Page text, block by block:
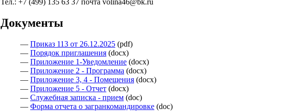
Тел.: +7 (499) 135 63 37 почта volina46@bk.ru
Документы
— Приказ 113 от 26.12.2025 (pdf)
— Порядок приглашения (docx)
— Приложение 1-Уведомление (docx)
— Приложение 2 - Программа (docx)
— Приложение 3, 4 - Помещения (docx)
— Приложение 5 - Отчет (docx)
— Служебная записка - прием (doc)
— Форма отчета о загранкомандировке (doc)